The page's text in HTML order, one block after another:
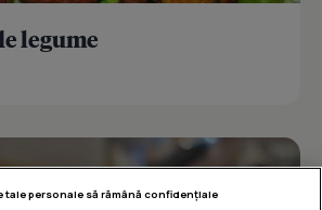
legume
tale personale să rămână confidențiale